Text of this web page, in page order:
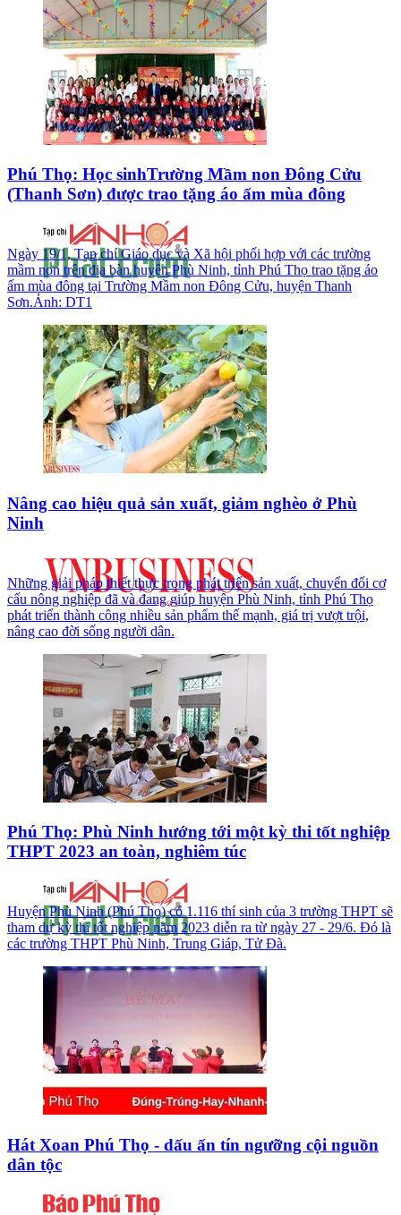
Phú Thọ: Học sinhTrường Mầm non Đông Cửu
(Thanh Sơn) được trao tặng áo ấm mùa đông
Ngày 19/1, Tạp chí Giáo dục và Xã hội phối hợp với các trường
mầm non trên địa bàn huyện Phù Ninh, tỉnh Phú Thọ trao tặng áo
ấm mùa đông tại Trường Mầm non Đông Cửu, huyện Thanh
Sơn.Ảnh: DT1
Nâng cao hiệu quả sản xuất, giảm nghèo ở Phù
Ninh
Những giải pháp thiết thực trong phát triển sản xuất, chuyển đổi cơ
cấu nông nghiệp đã và đang giúp huyện Phù Ninh, tỉnh Phú Thọ
phát triển thành công nhiều sản phẩm thế mạnh, giá trị vượt trội,
nâng cao đời sống người dân.
Phú Thọ: Phù Ninh hướng tới một kỳ thi tốt nghiệp
THPT 2023 an toàn, nghiêm túc
Huyện Phù Ninh (Phú Thọ) có 1.116 thí sinh của 3 trường THPT sẽ
tham dự kỳ thi tốt nghiệp năm 2023 diễn ra từ ngày 27 - 29/6. Đó là
các trường THPT Phù Ninh, Trung Giáp, Tử Đà.
Hát Xoan Phú Thọ - dấu ấn tín ngưỡng cội nguồn
dân tộc